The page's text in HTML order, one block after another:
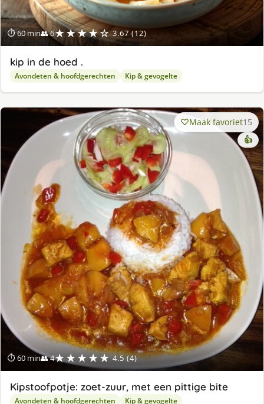
⏱ 60 min👥 6★★★★☆ 3.67 (12)
kip in de hoed .
Avondeten & hoofdgerechten Kip & gevogelte
⏱ 60 min👥 4★★★★★ 4.5 (4)
Maak favoriet15
👍
Kipstoofpotje: zoet-zuur, met een pittige bite
Avondeten & hoofdgerechten Kip & gevogelte